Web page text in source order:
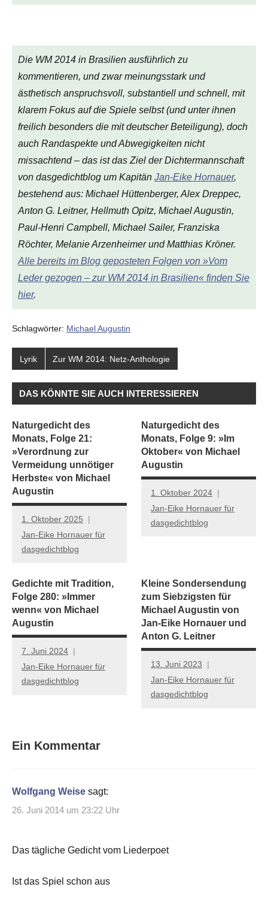
Die WM 2014 in Brasilien ausführlich zu
kommentieren, und zwar meinungsstark und
ästhetisch anspruchsvoll, substantiell und schnell, mit
klarem Fokus auf die Spiele selbst (und unter ihnen
freilich besonders die mit deutscher Beteiligung), doch
auch Randaspekte und Abwegigkeiten nicht
missachtend – das ist das Ziel der Dichtermannschaft
von dasgedichtblog um Kapitän Jan-Eike Hornauer,
bestehend aus: Michael Hüttenberger, Alex Dreppec,
Anton G. Leitner, Hellmuth Opitz, Michael Augustin,
Paul-Henri Campbell, Michael Sailer, Franziska
Röchter, Melanie Arzenheimer und Matthias Kröner.
Alle bereits im Blog geposteten Folgen von »Vom
Leder gezogen – zur WM 2014 in Brasilien« finden Sie
hier.
Schlagwörter: Michael Augustin
Lyrik Zur WM 2014: Netz-Anthologie
DAS KÖNNTE SIE AUCH INTERESSIEREN
Naturgedicht des
Monats, Folge 21:
»Verordnung zur
Vermeidung unnötiger
Herbste« von Michael
Augustin
1. Oktober 2025
Jan-Eike Hornauer für
dasgedichtblog
Naturgedicht des
Monats, Folge 9: »Im
Oktober« von Michael
Augustin
1. Oktober 2024
Jan-Eike Hornauer für
dasgedichtblog
Gedichte mit Tradition,
Folge 280: »Immer
wenn« von Michael
Augustin
7. Juni 2024
Jan-Eike Hornauer für
dasgedichtblog
Kleine Sondersendung
zum Siebzigsten für
Michael Augustin von
Jan-Eike Hornauer und
Anton G. Leitner
13. Juni 2023
Jan-Eike Hornauer für
dasgedichtblog
Ein Kommentar
Wolfgang Weise sagt:
26. Juni 2014 um 23:22 Uhr
Das tägliche Gedicht vom Liederpoet
Ist das Spiel schon aus